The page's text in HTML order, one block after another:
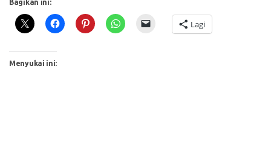
Bagikan ini:
Lagi
Menyukai ini: